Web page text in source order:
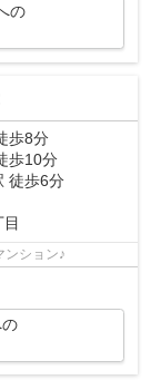
の
歩8分
歩10分
徒歩6分
目
ンション♪